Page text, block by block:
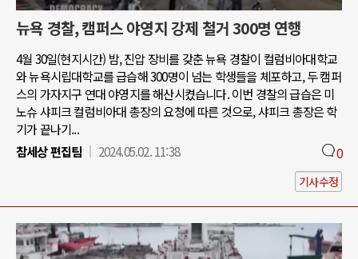
뉴욕 경찰, 캠퍼스 야영지 강제 철거 300명 연행
4월 30일(현지시간) 밤, 진압 장비를 갖춘 뉴욕 경찰이 컬럼비아대학교
와 뉴욕시립대학교를 급습해 300명이 넘는 학생들을 체포하고, 두 캠퍼
스의 가자지구 연대 야영지를 해산시켰습니다. 이번 경찰의 급습은 미
노슈 샤피크 컬럼비아대 총장의 요청에 따른 것으로, 샤피크 총장은 학
기가 끝나기...
참세상 편집팀
2024.05.02. 11:38 0
기사수정